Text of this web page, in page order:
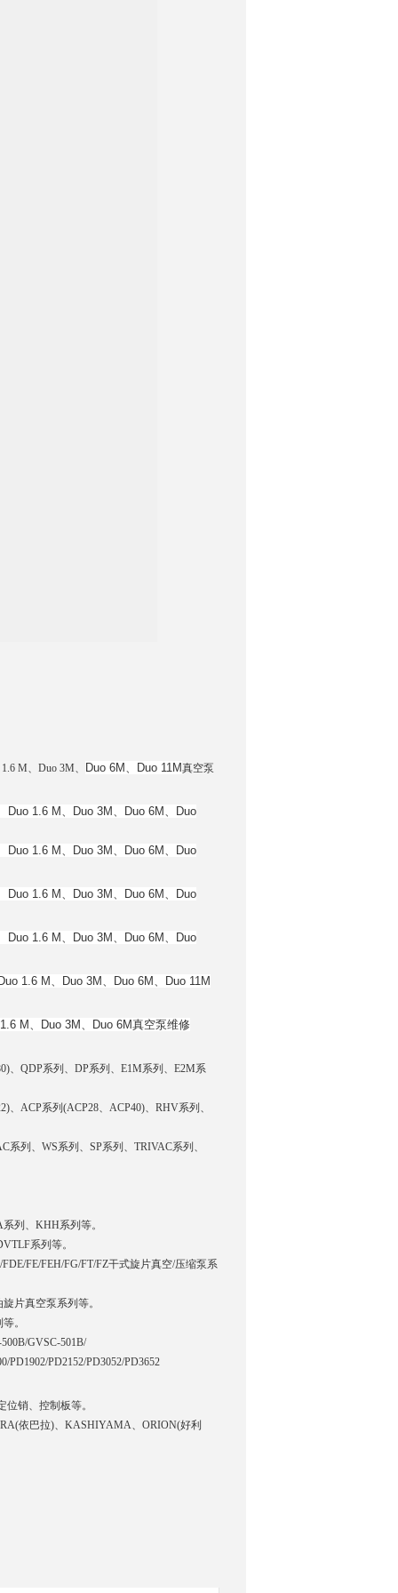
M、Duo 3M、 Duo 6M、Duo 11M真空泵
1.6 M、Duo 3M、 Duo 6M、Duo
1.6 M、Duo 3M、 Duo 6M、Duo
1.6 M、Duo 3M、 Duo 6M、Duo
1.6 M、Duo 3M、 Duo 6M、Duo
1.6 M、Duo 3M、 Duo 6M、Duo 11M
M、Duo 3M、 Duo 6M真空泵维修
、QDP系列、DP系列、E1M系列、E2M系
ACP系列(ACP28、ACP40)、RHV系列、
列、WS系列、SP系列、TRIVAC系列、
列、KHH系列等。
系列等。
FE/FEH/FG/FT/FZ干式旋片真空/压缩泵系
片真空泵系列等。
。
GVSC-501B/
PD1902/PD2152/PD3052/PD3652
销、控制板等。
依巴拉)、KASHIYAMA、ORION(好利